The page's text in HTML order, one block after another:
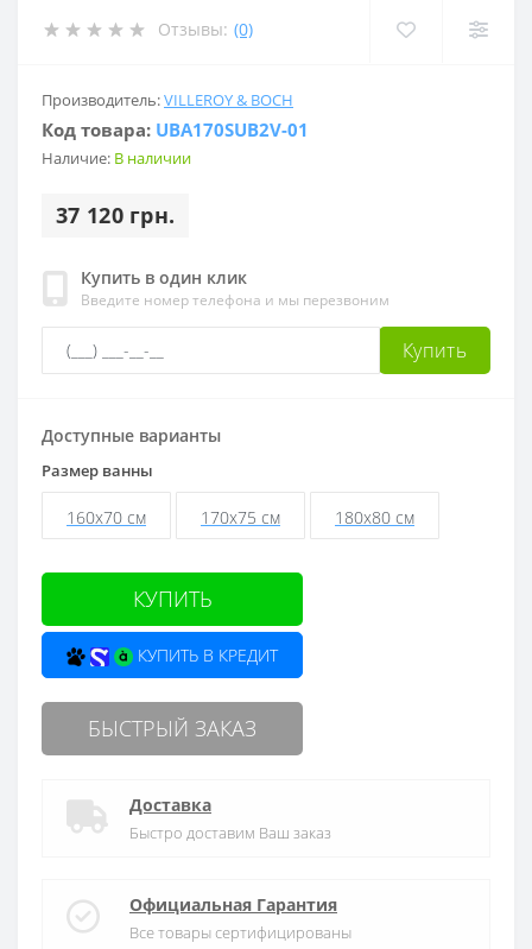
Отзывы: (0)
Производитель:VILLEROY & BOCH
Код товара: UBA170SUB2V-01
Наличие: В наличии
37 120 грн.
Купить в один клик
Введите номер телефона и мы перезвоним
Купить
Доступные варианты
Размер ванны
160x70 см 170x75 см 180x80 см
КУПИТЬ
КУПИТЬ В КРЕДИТ
БЫСТРЫЙ ЗАКАЗ
Доставка
Быстро доставим Ваш заказ
Официальная Гарантия
Все товары сертифицированы